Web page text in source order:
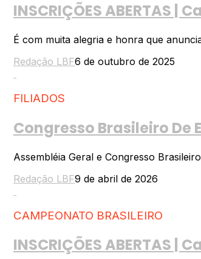
INSCRIÇÕES ABERTAS
É com muita alegria e honra que
Redação LBF6 de outubro de 2025
FILIADOS
Congresso Brasileiro De
Assembléia Geral e Congresso
Redação LBF9 de abril de 2026
CAMPEONATO BRASILEIRO
INSCRIÇÕES ABERTAS